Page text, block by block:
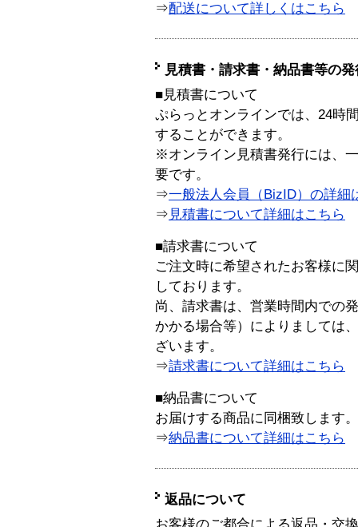
⇒配送について詳しくはこちら
見積書・請求書・納品書等の
■見積書について
ぷらっとオンラインでは、24時
することができます。
※オンライン見積書発行には、
要です。
⇒一般法人会員（BizID）の詳細
⇒ 見積書について詳細はこちら
■請求書について
ご注文時に希望されたお客様に
しております。
尚、請求書は、営業時間内での
かかる場合等）によりましては
ざいます。
⇒請求書について詳細はこちら
■納品書について
お届けする商品に同梱致します。
⇒納品書について詳細はこちら
返品について